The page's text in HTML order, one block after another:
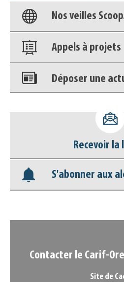
Nos veilles
Appels à projets
Déposer une
déconnecter)
Base
Nos veilles
Recevoir
S'abonner aux
Contacter le Carif-
Site de